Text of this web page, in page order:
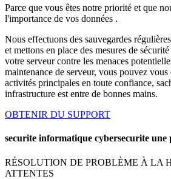
Parce que vous êtes notre priorité et que
l'importance de vos données .
Nous effectuons des sauvegardes
et mettons en place des mesures de
votre serveur contre les menaces
maintenance de serveur, vous pouvez
activités principales en toute confiance,
infrastructure est entre de bonnes mains.
OBTENIR DU SUPPORT
securite informatique cybersecurite
RÉSOLUTION DE PROBLÈME À LA
ATTENTES